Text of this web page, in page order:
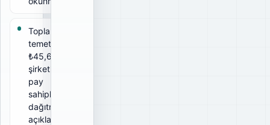
Toplam brüt
temettü
₺45,6 Mn;
şirketin tüm
pay
sahiplerine
dağıtmayı
açıkladığı